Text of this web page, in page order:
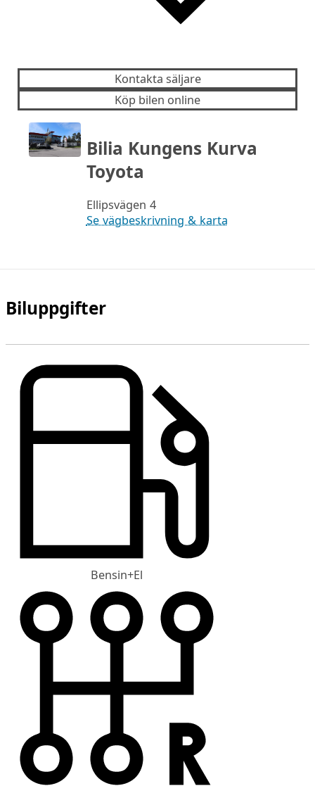
Kontakta säljare
Köp bilen online
Bilia Kungens Kurva
Toyota
Ellipsvägen 4
Se vägbeskrivning & karta
Biluppgifter
Bensin+El